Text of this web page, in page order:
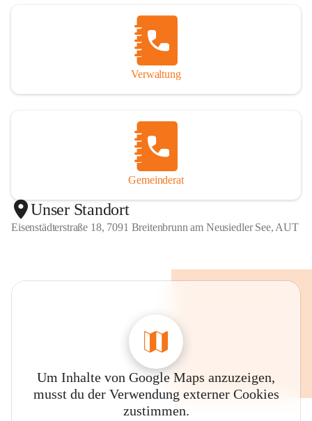
Verwaltung
Gemeinderat
Unser Standort
Eisenstädterstraße 18, 7091 Breitenbrunn am Neusiedler See, AUT
Um Inhalte von Google Maps anzuzeigen,
musst du der Verwendung externer Cookies
zustimmen.